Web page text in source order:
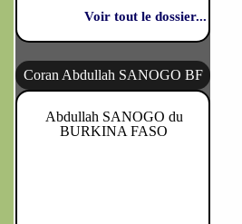
Voir tout le dossier...
Coran Abdullah SANOGO BF
Abdullah SANOGO du
BURKINA FASO